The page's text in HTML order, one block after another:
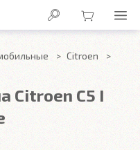
Citroen
Citroen C5 I